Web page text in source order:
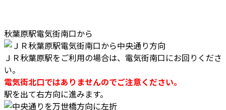
秋葉原駅電気街南口から
ＪＲ秋葉原駅をご利用の場合は、電気街南口にお回りくださ
い。
電気街北口ではありませんのでご注意ください。
駅を出て右方向に進みます。